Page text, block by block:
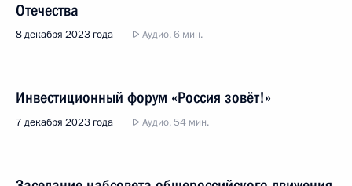
Отечества
8 декабря 2023 года Аудио, 6 мин.
Инвестиционный форум «Россия зовёт!»
7 декабря 2023 года Аудио, 54 мин.